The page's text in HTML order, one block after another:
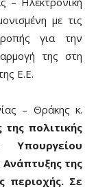
με τις
για την
της στη
Ε.Ε.
– Θράκης κ.
πολιτικής
της
περιοχής. Σε